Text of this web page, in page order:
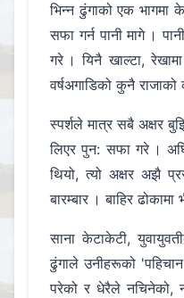
भिन्न ढुंगाको एक
सफा गर्न पानी मागे ।
गरे । यिनै खाल्टा,
वर्षअगाडिको कुनै
स्पर्शले मात्र सबै अक्षर
लिएर पुन: सफा गरे ।
थियो, त्यो अक्षर अझै
बारम्बार । बाहिर
साना केटाकेटी,
ढुंगाले उनीहरूको
परेको र धेरैले नचिनेको,